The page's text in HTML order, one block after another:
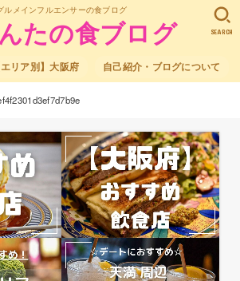
ルメインフルエンサーの食ブログ
たの食ブログ
エリア別】大阪府 自己紹介・ブログについて
SEARCH